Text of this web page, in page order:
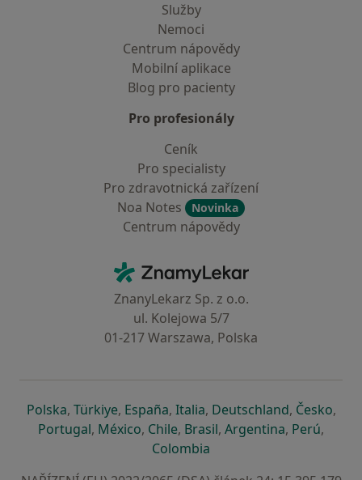
Služby
Nemoci
Centrum nápovědy
Mobilní aplikace
Blog pro pacienty
Pro profesionály
Ceník
Pro specialisty
Pro zdravotnická zařízení
Noa Notes
Novinka
Centrum nápovědy
ZnamyLekar - Hlavní stránka
ZnanyLekarz Sp. z o.o.
ul. Kolejowa 5/7
01-217 Warszawa, Polska
Polskase otevře v nové záložce
, Türkiyese otevře v nové záložce
, Españase otevře v nové záložce
, Italiase otevře v nové záložce
, Deutschlandse otevře v
, Českose
,
Portugalse otevře v nové záložce
, Méxicose otevře v nové záložce
, Chilese otevře v nové záložce
, Brasilse otevře v nové
, Argentinase otevře v
, Perúse
,
Colombia